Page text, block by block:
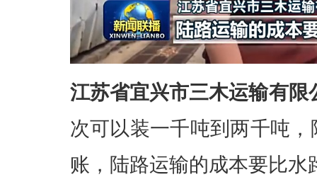
江苏省宜兴市三木运输有限
次可以装一千吨到两千吨
账，陆路运输的成本要比水